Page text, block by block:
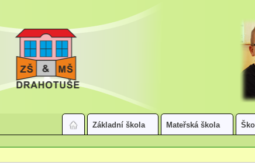
Základní škola Mateřská škola